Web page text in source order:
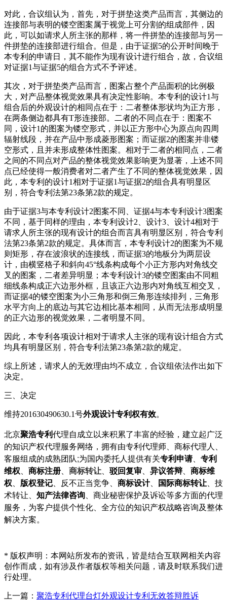
对此，合议组认为，首先，对于拼垫这类产品而言，其侧边的
连接部与表明的镂空图案属于视觉上可分割的组成部件，因
此，可以如请求人所主张的那样，将一件拼垫的连接部与另一
件拼垫的连接部进行组合。但是，由于证据5的公开时间晚于
本专利的申请日，其不能作为现有设计进行组合，故，合议组
对证据1与证据5的组合方式不予评述。
其次，对于拼垫类产品而言，图案占整个产品面积的比例极
大，对产品整体视觉效果具有决定性影响。本专利的设计1与
组合后的外观设计的相同点在于：二者整体形状均为正方形，
在两条侧边都具有T形连接部。二者的不同点在于：图案不
同，设计1的图案为镂空形式，并以正方形中心为原点向四周
辐射线段，并在产品中形成菱形图案；而证据2的图案并非镂
空形式，且并未形成整体性图案。相对于二者的相同点，二者
之间的不同点对产品的整体视觉效果影响更为显著，上述不同
点已经使得一般消费者对二者产生了不同的整体视觉效果，因
此，本专利的设计1相对于证据1与证据2的组合具有明显区
别，符合专利法第23条第2款的规定。
由于证据3与本专利设计2图案不同、证据4与本专利设计3图案
不同，基于同样的理由，本专利设计2、设计3、设计4相对于
请求人所主张的现有设计的组合而言具有明显区别，符合专利
法第23条第2款的规定。具体而言，本专利设计2的图案为不规
则矩形，存在波浪状的连接线，而证据3的地板分为两层设
计，由横竖格子和斜向45°线条构成每个小正方形内对角线交
叉的图案，二者差异明显；本专利设计3的镂空图案由不同粗
细线条构成正六边形外框，且该正六边形内对角线互相交叉，
而证据4的镂空图案为小三角形和倒三角形连续排列，三角形
水平方向上的底边与其它边相比基本相同，从而无法形成明显
的正六边形的视觉效果，二者明显不同。
因此，本专利各项设计相对于请求人主张的现有设计组合方式
均具有明显区别，符合专利法第23条第2款的规定。
综上所述，请求人的无效理由均不成立，合议组依法作出如下
决定。
三、决定
维持201630490630.1号外观设计专利权有效。
北京聚浩专利代理自成立以来积累了丰富的经验，建立起广泛
的知识产权代理服务网络，拥有由专利代理师、商标代理人、
客服组成的成熟团队;为国内委托人提供有关专利申请、 专利
维权、 商标注册、 商标转让、 驳回复审、 异议答辩、 商标维
权、 版权登记、反不正当竞争、 商标设计、 国际商标转让、技
术转让、 知产法律咨询、商业秘密保护及诉讼等多方面的代理
服务，为客户提供个性化、全方位的知识产权战略咨询及整体
解决方案。
* 版权声明：本网站所发布的资讯，皆是结合互联网相关内容
创作而成，如有涉及作者版权等相关问题，请及时联系我们进
行处理。
上一篇： 聚浩专利代理台灯外观设计专利无效答辩胜诉